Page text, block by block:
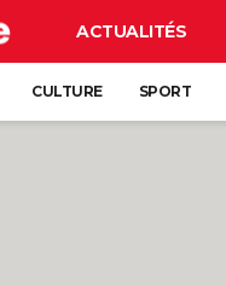
ACTUALITÉS
CULTURE SPORT